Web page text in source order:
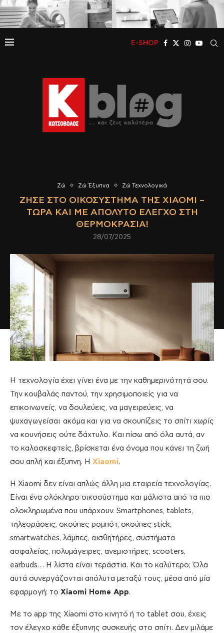
E-SHOP
Ζώ Ζώ Έξυπνα Ζώ Τεχνολογικά
ΖΉΣΕ ΣΤΟ ΟΙΚΟΣΎΣΤΗΜΑ ΤΗΣ XIAOMI –
ΤΏΡΑ ΚΑΙ ΜΕ ΑΠΌΛΥΤΟ ΈΛΕΓΧΟ ΣΤΗ
ΘΕΡΜΟΚΡΑΣΊΑ!
28/07/2025
Η τεχνολογία έχει γίνει ένα με την καθημερινότητά σου.
Την κουβαλάς παντού, την χρησιμοποιείς για να
επικοινωνείς, να δουλεύεις, να μαγειρεύεις, να
ψυχαγωγείσαι ακόμα και για να σκουπίζεις το σπίτι χωρίς
να κουνήσεις ούτε δάχτυλο. Και πίσω από όλα αυτά, αν
το καλοσκεφτείς, βρίσκεται ένα όνομα που κάνει τη ζωή
σου απλή και έξυπνη. Η Xiaomi.
Η Xiaomi δεν είναι απλώς άλλη μια εταιρεία τεχνολογίας.
Είναι ένα ολόκληρο οικοσύστημα και μάλιστα από τα πιο
ολοκληρωμένα που υπάρχουν. Smartphones, tablets,
τηλεοράσεις, σκούπες ρομπότ, σκούπες stick,
smartwatches, λάμπες, αισθητήρες, συστήματα
ασφαλείας, πολυμάγειρες, ανεμιστήρες, scooters,
earbuds… Η λίστα είναι τεράστια. Και το καλύτερο; Όλα
αυτά συνεργάζονται απόλυτα μεταξύ τους, μέσα από μία
εφαρμογή: το Xiaomi Home App.
Με το app της Xiaomi στο κινητό ή το tablet σου, έχεις
τον έλεγχο κάθε έξυπνης συσκευής στο σπίτι. Δεν μιλάμε